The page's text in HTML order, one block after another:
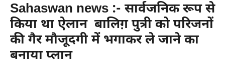
Sahaswan news :- सार्वजनिक रूप से
किया था ऐलान बालिग़ पुत्री को परिजनों
की गैर मौजूदगी में भगाकर ले जाने का
बनाया प्लान